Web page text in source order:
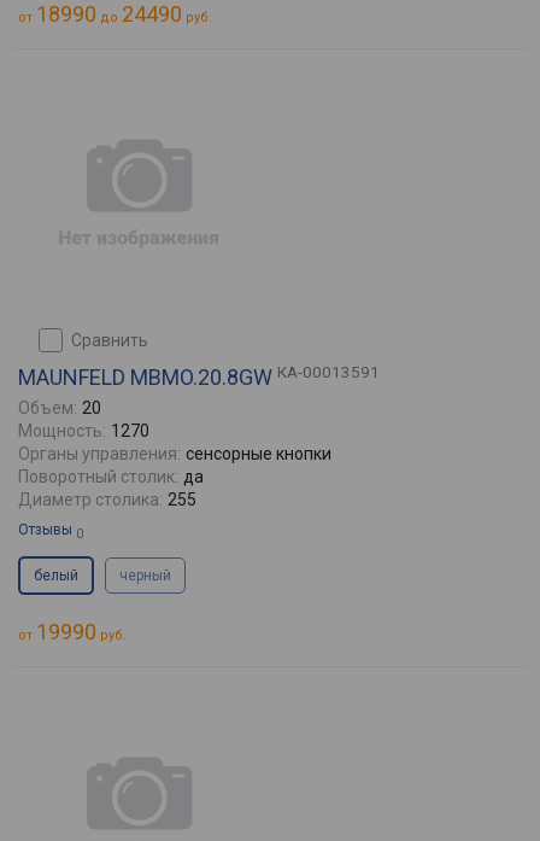
от 18990 до 24490 руб.
сравнить
MAUNFELD MBMO.20.8GW КА-00013591
Объем: 20
Мощность: 1270
Органы управления: сенсорные кнопки
Поворотный столик: да
Диаметр столика: 255
Отзывы 0
белый черный
от 19990 руб.